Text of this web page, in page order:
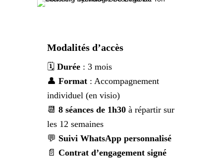
Modalités d’accès
🗓️ Durée: 3 mois
👤 Format: Accompagnement
individuel (en visio)
📆 8 séances de 1h30à répartir sur
les 12 semaines
💬 Suivi WhatsApp personnalisé
📄 Contrat d’engagement signé